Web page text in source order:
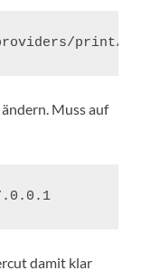
providers/
Muss auf
damit klar